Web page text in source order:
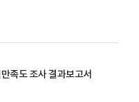
족도 조사 결과보고서